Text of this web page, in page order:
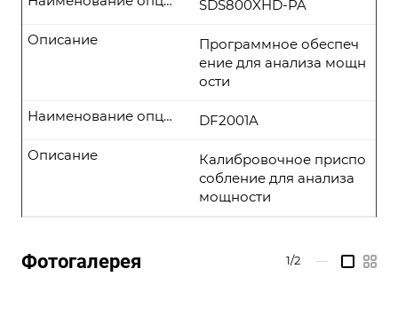
SDS800XHD-PA
Программное обеспеч
ение для анализа мощн
ости
Описание
DF2001A
Наименование опции
Калибровочное приспо
собление для анализа
мощности
Описание
Фотогалерея 1/2 —